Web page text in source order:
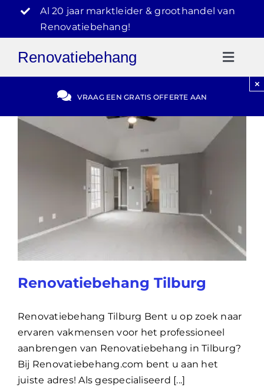
inhoud
Al 20 jaar marktleider & groothandel van
Renovatiebehang!
Renovatiebehang
Gratis Offerte
VRAAG EEN GRATIS OFFERTE AAN
×
Renovatiebehang Tilburg
Renovatiebehang Tilburg Bent u op zoek naar
ervaren vakmensen voor het professioneel
aanbrengen van Renovatiebehang in Tilburg?
Bij Renovatiebehang.com bent u aan het
juiste adres! Als gespecialiseerd [...]